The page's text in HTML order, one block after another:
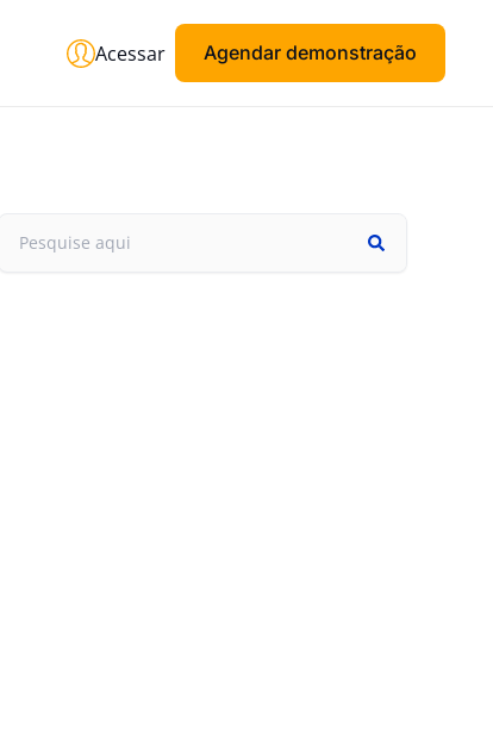
Agendar demonstração
Acessar